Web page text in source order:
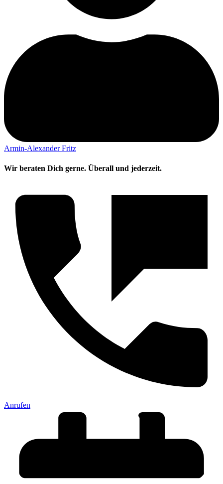
Armin-Alexander Fritz
Wir beraten Dich gerne. Überall und jederzeit.
Anrufen